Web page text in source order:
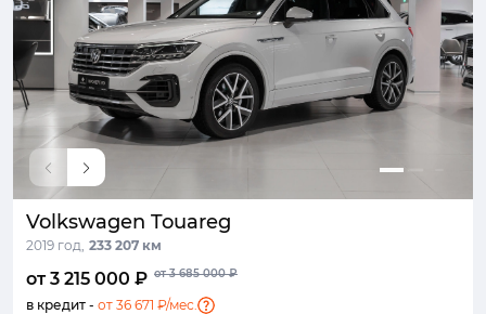
Volkswagen Touareg
2019 год, 233 207 км
от 3 215 000 ₽ от 3 685 000 ₽
в кредит - от 36 671 ₽/мес.